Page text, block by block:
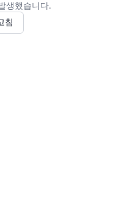
생했습니다.
침